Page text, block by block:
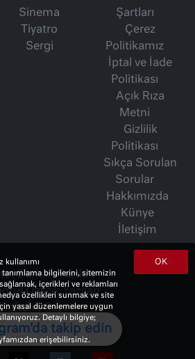
Sinema
Tiyatro
Sergi
Şartları
Çerez
Politikamız
İptal ve İade
Politikası
Açık Rıza
Metni
Gizlilik
Politikası
Sıkça Sorulan
Sorular
Hakkımızda
Künye
İletişim
Berkan Yazıları
Özkök Yazıları
Haftalık Gazete
OK
kullanımı
bilgilerini, sitemizin
içerikleri ve reklamları
özellikleri sunmak ve site
yasal düzenlemelere uygun
Detaylı bilgiye;
erişebilirsiniz.
takip edin